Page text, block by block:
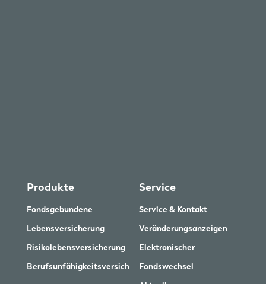
Produkte
Fondsgebundene
Lebensversicherung
Risikolebensversicherung
Berufsunfähigkeitsversich
Service
Service & Kontakt
Veränderungsanzeigen
Elektronischer
Fondswechsel